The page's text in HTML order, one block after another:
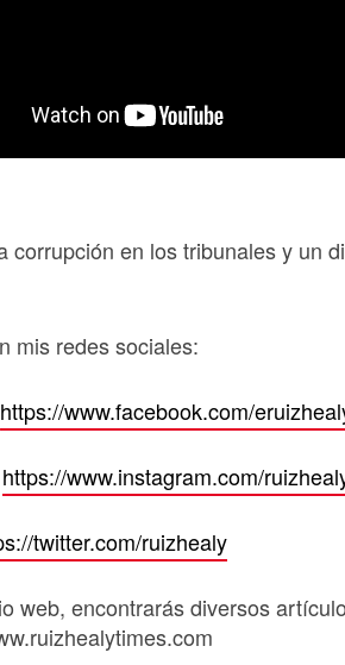
corrupción en los tribunales y un
mis redes sociales:
https://www.facebook.com/
https://www.instagram.com/
twitter.com/ruizhealy
web, encontrarás diversos